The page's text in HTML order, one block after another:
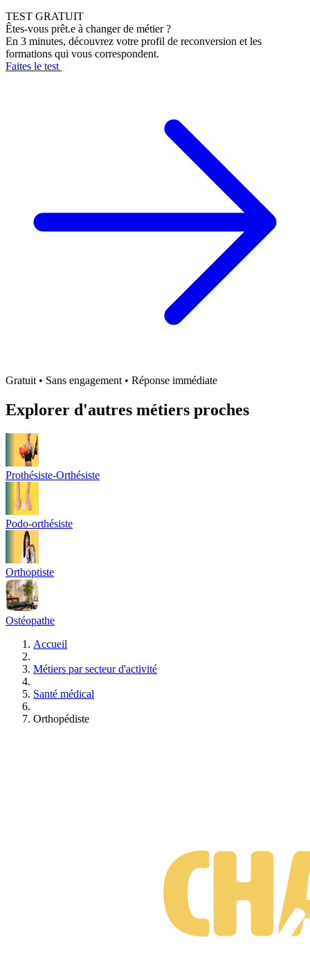
TEST GRATUIT
Êtes-vous prêt.e à changer de métier ?
En 3 minutes, découvrez votre profil de reconversion et les
formations qui vous correspondent.
Faites le test
Gratuit • Sans engagement • Réponse immédiate
Explorer d'autres métiers proches
Prothésiste-Orthésiste
Podo-orthésiste
Orthoptiste
Ostéopathe
Accueil
Métiers par secteur d'activité
Santé médical
Orthopédiste